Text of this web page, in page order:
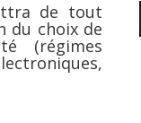
de tout
du choix de
(régimes